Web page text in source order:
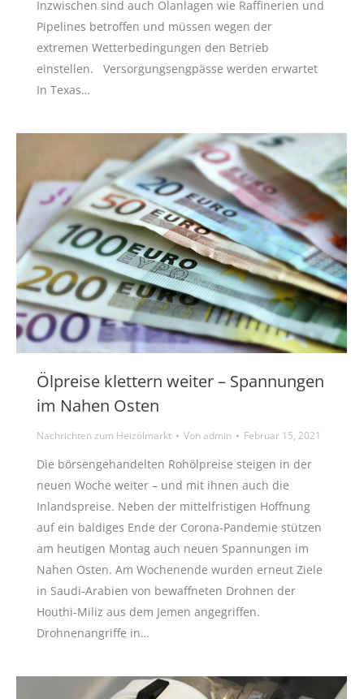
Inzwischen sind auch Ölanlagen wie Raffinerien und
Pipelines betroffen und müssen wegen der
extremen Wetterbedingungen den Betrieb
einstellen. Versorgungsengpässe werden erwartet
In Texas…
Ölpreise klettern weiter – Spannungen
im Nahen Osten
Nachrichten zum Heizölmarkt Vonadmin Februar 15, 2021
Die börsengehandelten Rohölpreise steigen in der
neuen Woche weiter – und mit ihnen auch die
Inlandspreise. Neben der mittelfristigen Hoffnung
auf ein baldiges Ende der Corona-Pandemie stützen
am heutigen Montag auch neuen Spannungen im
Nahen Osten. Am Wochenende wurden erneut Ziele
in Saudi-Arabien von bewaffneten Drohnen der
Houthi-Miliz aus dem Jemen angegriffen.
Drohnenangriffe in…